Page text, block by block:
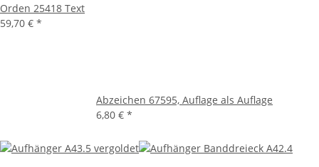
Orden 25418 Text
59,70 € *
Abzeichen 67595, Auflage als Auflage
6,80 € *